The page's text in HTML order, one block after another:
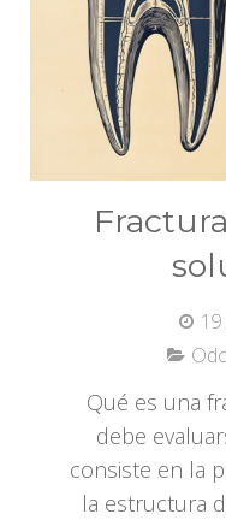
Qué es una
debe
consiste en la
la estructura